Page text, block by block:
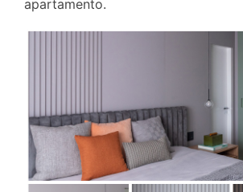
apartamento.